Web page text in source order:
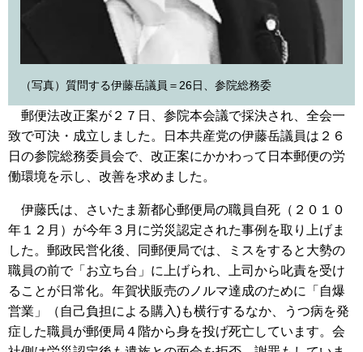
（写真）質問する伊藤岳議員＝26日、参院総務委
郵便法改正案が２７日、参院本会議で採決され、全会一
致で可決・成立しました。日本共産党の伊藤岳議員は２６
日の参院総務委員会で、改正案にかかわって日本郵便の労
働環境を示し、改善を求めました。
伊藤氏は、さいたま新都心郵便局の職員自死（２０１０
年１２月）が今年３月に労災認定された事例を取り上げま
した。郵政民営化後、同郵便局では、ミスをすると大勢の
職員の前で「お立ち台」に上げられ、上司から叱責を受け
ることが日常化。年賀状販売のノルマ達成のために「自爆
営業」（自己負担による購入)も横行するなか、うつ病を発
症した職員が郵便局４階から身を投げ死亡しています。会